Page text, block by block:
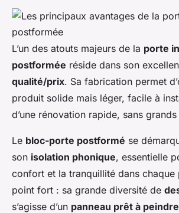
L’un des atouts majeurs de la porte
postformée réside dans son
qualité/prix. Sa fabrication permet
produit solide mais léger, facile à
d’une rénovation rapide, sans
Le bloc-porte postformé se
son isolation phonique, essentielle
confort et la tranquillité dans chaque
point fort : sa grande diversité de
s’agisse d’un panneau prêt à peindre